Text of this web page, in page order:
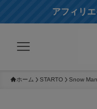
アフィリ
ホーム STARTO Snow Man